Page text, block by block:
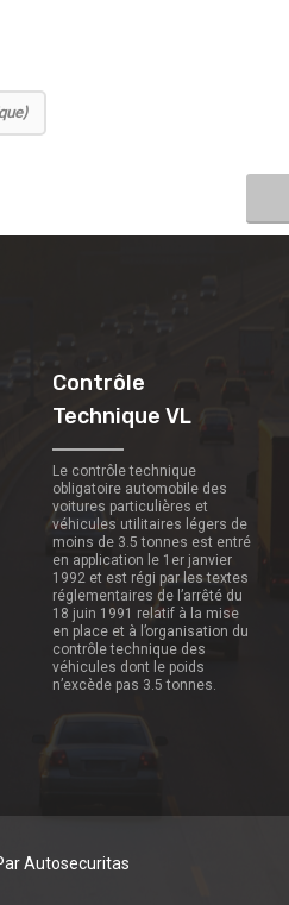
Contrôle
Technique VL
Le contrôle technique
obligatoire automobile des
voitures particulières et
véhicules utilitaires légers de
moins de 3.5 tonnes est entré
en application le 1er janvier
1992 et est régi par les textes
réglementaires de l’arrêté du
18 juin 1991 relatif à la mise
en place et à l’organisation du
contrôle technique des
véhicules dont le poids
n’excède pas 3.5 tonnes.
Autosecuritas